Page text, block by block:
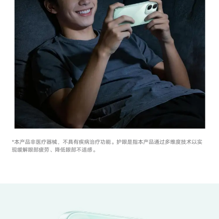
*本产品非医疗器械，不具有疾病治疗功能。护眼是指本产品通过多维度技术以实
现缓解眼部疲劳、降低眼部不适感。